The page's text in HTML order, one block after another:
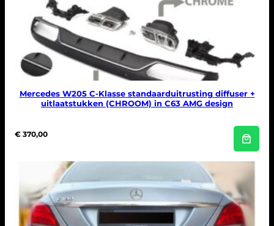
Mercedes W205 C-Klasse standaarduitrusting diffuser +
uitlaatstukken (CHROOM) in C63 AMG design
€ 370,00